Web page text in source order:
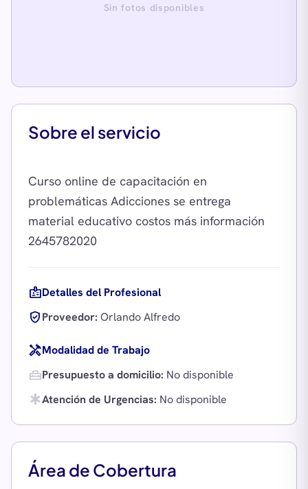
Sin fotos disponibles
Sobre el servicio
Curso online de capacitación en
problemáticas Adicciones se entrega
material educativo costos más información
badgeDetalles del Profesional
verified_userProveedor: Orlando Alfredo
handymanModalidad de Trabajo
home_repair_servicePresupuesto a domicilio: No disponible
emergencyAtención de Urgencias: No disponible
Área de Cobertura